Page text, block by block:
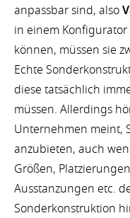
anpassbar sind, also
in einem
können, müssen sie
Echte
diese tatsächlich
müssen. Allerdings
Unternehmen meint,
anzubieten, auch
Größen,
Ausstanzungen etc.
Sonderkonstruktion